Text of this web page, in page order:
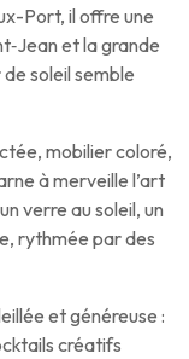
Port, il offre une
et la grande
soleil semble
mobilier coloré,
à merveille l’art
verre au soleil, un
rythmée par des
et généreuse :
créatifs